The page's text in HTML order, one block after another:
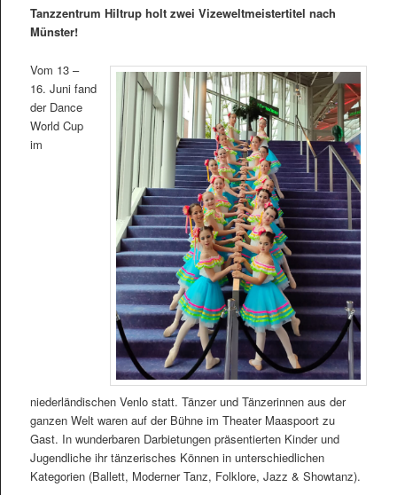
Tanzzentrum Hiltrup holt zwei Vizeweltmeistertitel nach
Münster!
Vom 13 –
16. Juni fand
der Dance
World Cup
im
niederländischen Venlo statt. Tänzer und Tänzerinnen aus der
ganzen Welt waren auf der Bühne im Theater Maaspoort zu
Gast. In wunderbaren Darbietungen präsentierten Kinder und
Jugendliche ihr tänzerisches Können in unterschiedlichen
Kategorien (Ballett, Moderner Tanz, Folklore, Jazz & Showtanz).